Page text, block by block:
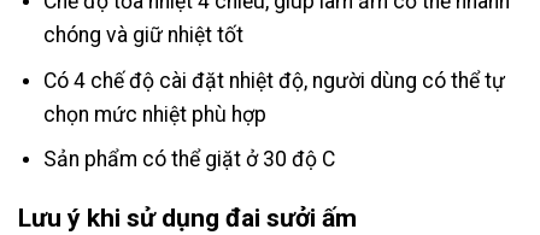
chóng và giữ nhiệt tốt
Có 4 chế độ cài đặt nhiệt độ, người dùng có thể tự
chọn mức nhiệt phù hợp
Sản phẩm có thể giặt ở 30 độ C
Lưu ý khi sử dụng đai sưởi ấm